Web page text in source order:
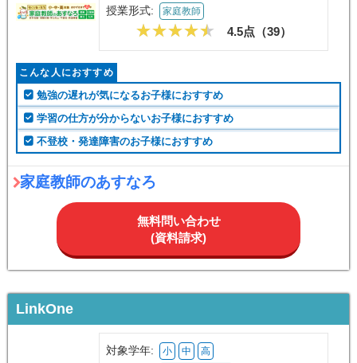
授業形式: 家庭教師
4.5点（39）
こんな人におすすめ
勉強の遅れが気になるお子様におすすめ
学習の仕方が分からないお子様におすすめ
不登校・発達障害のお子様におすすめ
家庭教師のあすなろ
無料問い合わせ
(資料請求)
LinkOne
対象学年: 小 中 高